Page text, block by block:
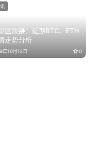
区块链：近期BTC、ETH
走势分析
年10月12日 0